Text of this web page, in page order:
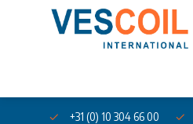
+31 (0) 10 304 66 00